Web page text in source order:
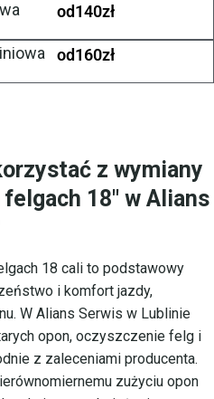
od140zł
od160zł
z wymiany
18″ w Alians
18 cali to podstawowy
i komfort jazdy,
W Alians Serwis w Lublinie
opon, oczyszczenie felg i
z zaleceniami producenta.
zużyciu opon